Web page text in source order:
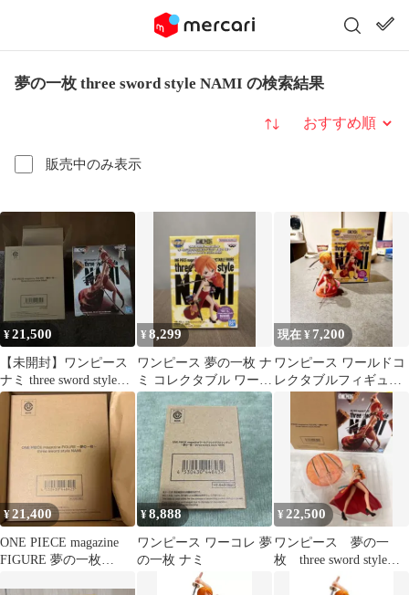
夢の一枚 three sword style NAMI の検索結果
販売中のみ表示
並び替え
¥21,500
【未開封】ワンピース
ナミ three sword style
NAMI
¥8,299
ワンピース 夢の一枚 ナ
ミ コレクタブル ワーコ
レ
現在 ¥ 7,200
ワンピース ワールドコ
レクタブルフィギュア
夢の一枚 three sword
¥21,400
ONE PIECE magazine
FIGURE 夢の一枚
¥8,888
ワンピース ワーコレ 夢
の一枚 ナミ
¥ 22,500
ワンピース 夢の一
枚 three sword style
NAMI ナミ 三刀流